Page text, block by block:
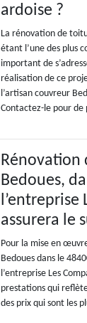
ardoise ?
La rénovation de
étant l’une des plus
important de
réalisation de ce
l’artisan couvreur
Contactez-le pour de
Rénovation
Bedoues,
l’entreprise
assurera le
Pour la mise en
Bedoues dans le
l’entreprise Les
prestations qui
des prix qui sont les